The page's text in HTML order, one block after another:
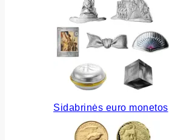
Sidabrinės euro monetos